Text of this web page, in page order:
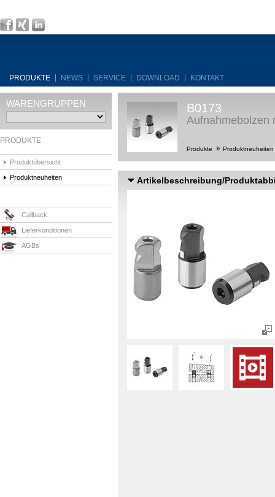
PRODUKTE NEWS SERVICE DOWNLOAD KONTAKT
WARENGRUPPEN
PRODUKTE
Produktübersicht
Produktneuheiten
Callback
Lieferkonditionen
AGBs
B0173
Aufnahmebolzen
Produkte Produktneuheiten
Artikelbeschreibung/